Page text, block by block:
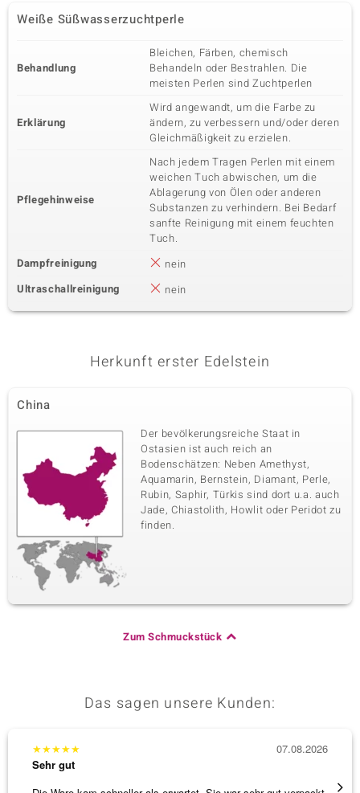
Weiße Süßwasserzuchtperle
Behandlung
Bleichen, Färben, chemisch
Behandeln oder Bestrahlen. Die
meisten Perlen sind Zuchtperlen
Erklärung
Wird angewandt, um die Farbe zu
ändern, zu verbessern und/oder deren
Gleichmäßigkeit zu erzielen.
Pflegehinweise
Nach jedem Tragen Perlen mit einem
weichen Tuch abwischen, um die
Ablagerung von Ölen oder anderen
Substanzen zu verhindern. Bei Bedarf
sanfte Reinigung mit einem feuchten
Tuch.
Dampfreinigung
nein
Ultraschallreinigung
nein
Herkunft erster Edelstein
China
Der bevölkerungsreiche Staat in
Ostasien ist auch reich an
Bodenschätzen: Neben Amethyst,
Aquamarin, Bernstein, Diamant, Perle,
Rubin, Saphir, Türkis sind dort u.a. auch
Jade, Chiastolith, Howlit oder Peridot zu
finden.
Zum Schmuckstück
Das sagen unsere Kunden:
★★★★★
Sehr gut
07.08.2026